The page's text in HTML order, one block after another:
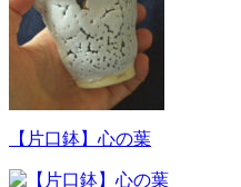
【片口鉢】心の葉